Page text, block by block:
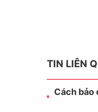
TIN LIÊN
Cách bảo